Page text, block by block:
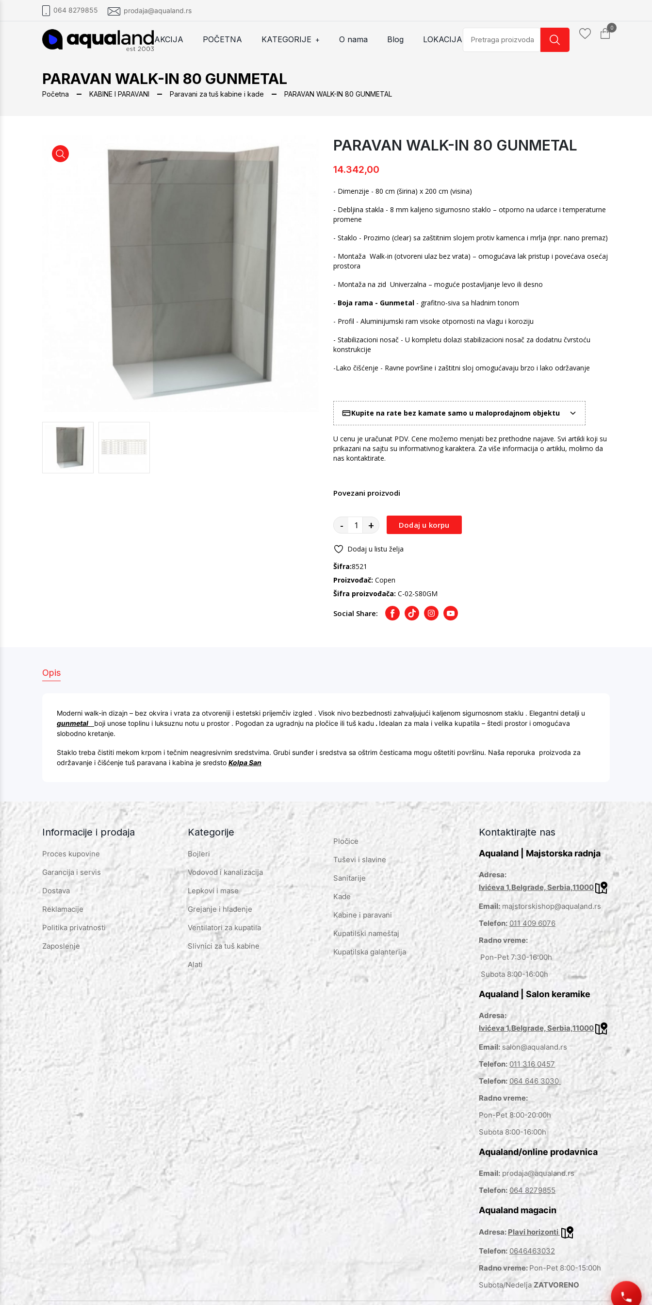
064 8279855 prodaja@aqualand.rs
AKCIJA POČETNA KATEGORIJE + O nama Blog LOKACIJA
0
PARAVAN WALK-IN 80 GUNMETAL
Početna KABINE I PARAVANI Paravani za tuš kabine i kade PARAVAN WALK-IN 80 GUNMETAL
PARAVAN WALK-IN 80 GUNMETAL
PARAVAN WALK-IN 80 GUNMETAL
14.342,00
- Dimenzije - 80 cm (širina) x 200 cm (visina)
- Debljina stakla - 8 mm kaljeno sigurnosno staklo – otporno na udarce i temperaturne
promene
- Staklo - Prozirno (clear) sa zaštitnim slojem protiv kamenca i mrlja (npr. nano premaz)
- Montaža Walk-in (otvoreni ulaz bez vrata) – omogućava lak pristup i povećava osećaj
prostora
- Montaža na zid Univerzalna – moguće postavljanje levo ili desno
- Boja rama - Gunmetal - grafitno-siva sa hladnim tonom
- Profil - Aluminijumski ram visoke otpornosti na vlagu i koroziju
- Stabilizacioni nosač - U kompletu dolazi stabilizacioni nosač za dodatnu čvrstoću
konstrukcije
-Lako čišćenje - Ravne površine i zaštitni sloj omogućavaju brzo i lako održavanje
Kupite na rate bez kamate samo u maloprodajnom objektu
U cenu je uračunat PDV. Cene možemo menjati bez prethodne najave. Svi artikli koji su
prikazani na sajtu su informativnog karaktera. Za više informacija o artiklu, molimo da
nas kontaktirate.
Povezani proizvodi
- + Dodaj u korpu
Dodaj u listu želja
Šifra:8521
Proizvođač: Copen
Šifra proizvođača: C-02-S80GM
Social Share: FacebookTikTokInstagramYoutube
Opis
Moderni walk-in dizajn – bez okvira i vrata za otvoreniji i estetski prijemčiv izgled . Visok nivo bezbednosti zahvaljujući kaljenom sigurnosnom staklu . Elegantni detalji u
gunmetal
boji unose toplinu i luksuznu notu u prostor . Pogodan za ugradnju na pločice ili tuš kadu . Idealan za mala i velika kupatila – štedi prostor i omogućava
slobodno kretanje.
Staklo treba čistiti mekom krpom i tečnim neagresivnim sredstvima. Grubi sunđer i sredstva sa oštrim česticama mogu oštetiti površinu. Naša reporuka proizvoda za
održavanje i čišćenje tuš paravana i kabina je sredsto Kolpa San
Informacije i prodaja
Proces kupovine
Garancija i servis
Dostava
Reklamacije
Politika privatnosti
Zaposlenje
Kategorije
Bojleri
Vodovod i kanalizacija
Lepkovi i mase
Grejanje i hlađenje
Ventilatori za kupatila
Slivnici za tuš kabine
Alati
Pločice
Tuševi i slavine
Sanitarije
Kade
Kabine i paravani
Kupatilski nameštaj
Kupatilska galanterija
Kontaktirajte nas
Aqualand | Majstorska radnja
Adresa:
Ivićeva 1,Belgrade, Serbia,11000
Email: majstorskishop@aqualand.rs
Telefon: 011 409 6076
Radno vreme:
Pon-Pet 7:30-16:00h
Subota 8:00-16:00h
Aqualand | Salon keramike
Adresa:
Ivićeva 1,Belgrade, Serbia,11000
Email: salon@aqualand.rs
Telefon: 011 316 0457
Telefon: 064 646 3030
Radno vreme:
Pon-Pet 8:00-20:00h
Subota 8:00-16:00h
Aqualand/online prodavnica
Email: prodaja@aqualand.rs
Telefon: 064 8279855
Aqualand magacin
Adresa:Plavi horizonti
Telefon: 0646463032
Radno vreme: Pon-Pet 8:00-15:00h
Subota/Nedelja ZATVORENO